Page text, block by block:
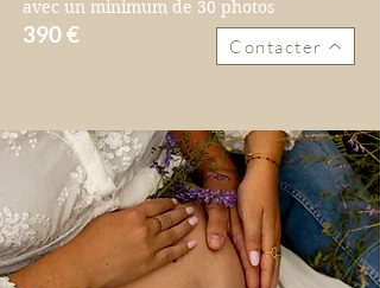
avec un minimum de 30 photos
390 € Contacter